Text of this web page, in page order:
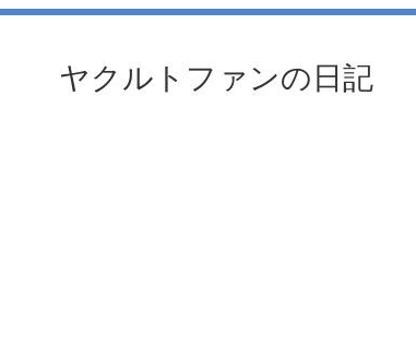
ヤクルトファンの日記